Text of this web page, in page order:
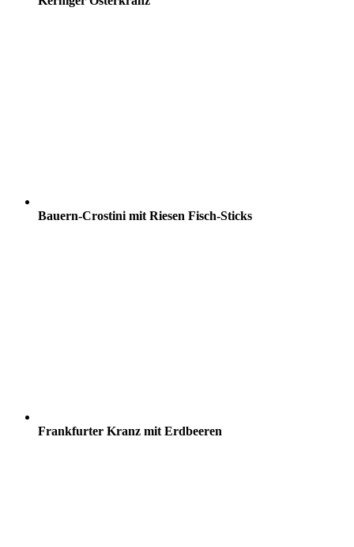
Bauern-Crostini mit Riesen Fisch-Sticks
Frankfurter Kranz mit Erdbeeren